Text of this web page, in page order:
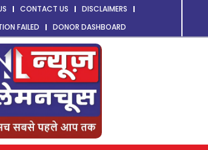
CONTACT US
DISCLAIMERS
FAILED DONOR DASHBOARD